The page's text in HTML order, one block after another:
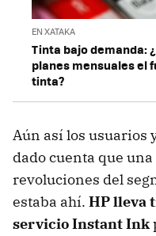
EN XATAKA
Tinta bajo demanda:
planes mensuales el
tinta?
Aún así los usuarios
dado cuenta que
revoluciones del
estaba ahí. HP lleva
servicio Instant Ink